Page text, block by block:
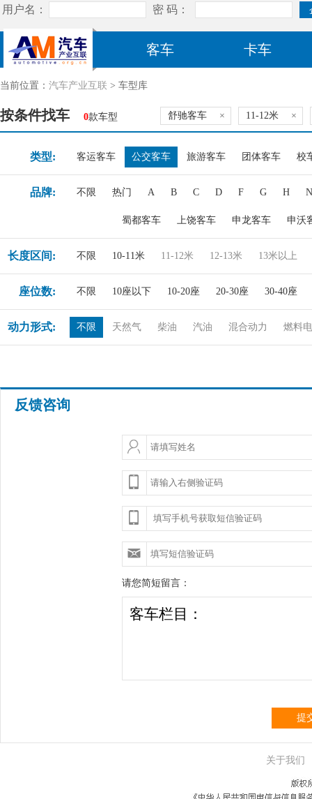
客车 卡车
当前位置： 汽车产业互联 > 车型库
按条件找车 0款车型 舒驰客车 × 11-12米 ×
类型: 客运客车 公交客车 旅游客车 团体客车 校
品牌: 不限 热门 A B C D F G H N
蜀都客车 上饶客车 申龙客车 申沃
长度区间: 不限 10-11米 11-12米 12-13米 13米以上
座位数: 不限 10座以下 10-20座 20-30座 30-40座
动力形式: 不限 天然气 柴油 汽油 混合动力 燃料
反馈咨询
请您简短留言：
提
关于我们